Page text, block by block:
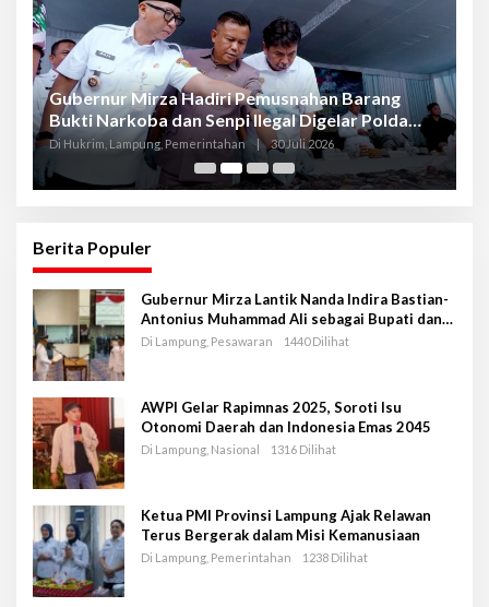
Gubernur Mirza Hadiri Pemusnahan Barang
Bukti Narkoba dan Senpi Ilegal Digelar Polda
Lampung
Di Hukrim, Lampung, Pemerintahan | 30 Juli 2026
Berita Populer
Gubernur Mirza Lantik Nanda Indira Bastian-
Antonius Muhammad Ali sebagai Bupati dan
Wakil Bupati Pesawaran Periode 2025-2030
Di Lampung, Pesawaran 1440 Dilihat
AWPI Gelar Rapimnas 2025, Soroti Isu
Otonomi Daerah dan Indonesia Emas 2045
Di Lampung, Nasional 1316 Dilihat
Ketua PMI Provinsi Lampung Ajak Relawan
Terus Bergerak dalam Misi Kemanusiaan
Di Lampung, Pemerintahan 1238 Dilihat